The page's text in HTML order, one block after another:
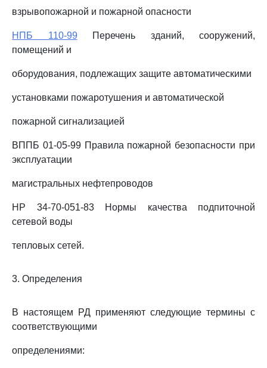
взрывопожарной и пожарной опасности
НПБ 110-99 Перечень зданий, сооружений,
помещений и
оборудования, подлежащих защите автоматическими
установками пожаротушения и автоматической
пожарной сигнализацией
ВППБ 01-05-99 Правила пожарной безопасности при
эксплуатации
магистральных нефтепроводов
НР 34-70-051-83 Нормы качества подпиточной
сетевой воды
тепловых сетей.
3. Определения
В настоящем РД применяют следующие термины с
соответствующими
определениями: